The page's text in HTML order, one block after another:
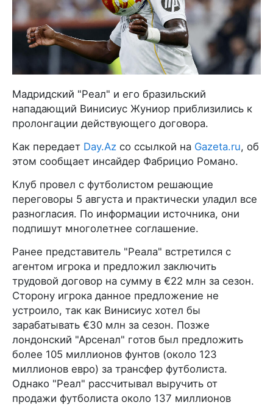
Мадридский "Реал" и его бразильский
нападающий Винисиус Жуниор приблизились к
пролонгации действующего договора.
Как передает Day.Az со ссылкой на Gazeta.ru, об
этом сообщает инсайдер Фабрицио Романо.
Клуб провел с футболистом решающие
переговоры 5 августа и практически уладил все
разногласия. По информации источника, они
подпишут многолетнее соглашение.
Ранее представитель "Реала" встретился с
агентом игрока и предложил заключить
трудовой договор на сумму в €22 млн за сезон.
Сторону игрока данное предложение не
устроило, так как Винисиус хотел бы
зарабатывать €30 млн за сезон. Позже
лондонский "Арсенал" готов был предложить
более 105 миллионов фунтов (около 123
миллионов евро) за трансфер футболиста.
Однако "Реал" рассчитывал выручить от
продажи футболиста около 137 миллионов